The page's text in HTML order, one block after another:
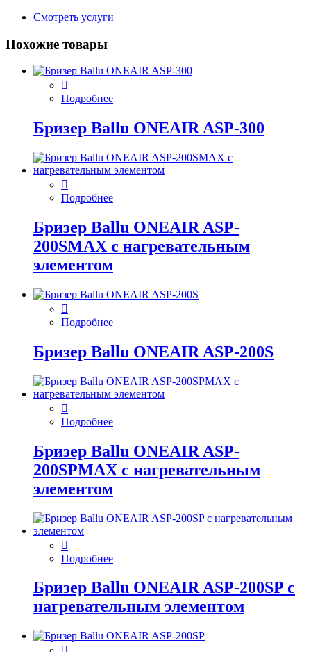
Смотреть услуги
Похожие товары
Подробнее
Бризер Ballu ONEAIR ASP-300
Подробнее
Бризер Ballu ONEAIR ASP-
200SMAX с нагревательным
элементом
Подробнее
Бризер Ballu ONEAIR ASP-200S
Подробнее
Бризер Ballu ONEAIR ASP-
200SPMAX с нагревательным
элементом
Подробнее
Бризер Ballu ONEAIR ASP-200SP с
нагревательным элементом